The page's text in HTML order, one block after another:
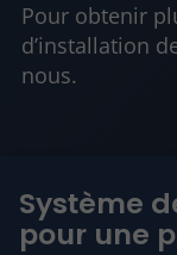
Pour obtenir
d’installation
nous.
Système
pour une